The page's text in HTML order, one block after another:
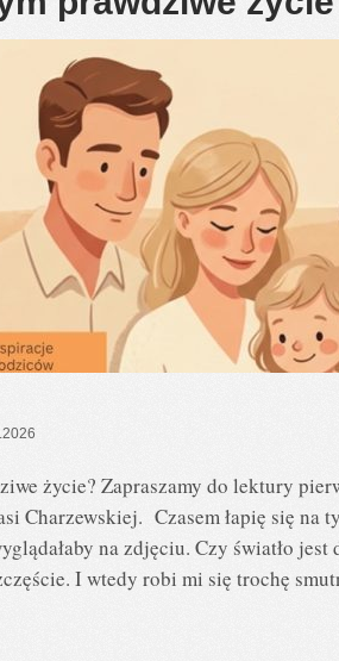
życie? Zapraszamy do lektury
Charzewskiej. Czasem łapię się na
na zdjęciu. Czy światło jest
I wtedy robi mi się trochę